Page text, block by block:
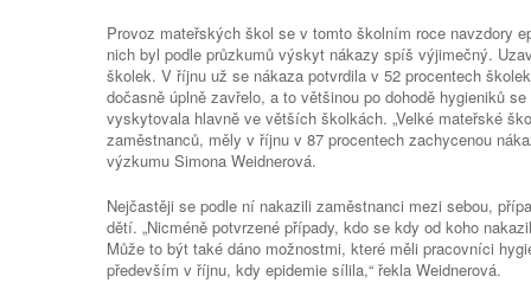
Provoz mateřských škol se v tomto školním roce navzdory
nich byl podle průzkumů výskyt nákazy spíš výjimečný.
školek. V říjnu už se nákaza potvrdila v 52 procentech
dočasně úplně zavřelo, a to většinou po dohodě hygieniků
vyskytovala hlavně ve větších školkách. „Velké mateřské
zaměstnanců, měly v říjnu v 87 procentech zachycenou
výzkumu Simona Weidnerová.
Nejčastěji se podle ní nakazili zaměstnanci mezi sebou,
dětí. „Nicméně potvrzené případy, kdo se kdy od koho
Může to být také dáno možnostmi, které měli pracovníci
především v říjnu, kdy epidemie sílila,“ řekla Weidnerová.